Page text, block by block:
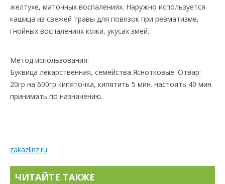
желтухе, маточных воспалениях. Наружно используется
кашица из свежей травы для повязок при ревматизме,
гнойных воспалениях кожи, укусах змей.
Метод использования:
Буквица лекарственная, семейства Яснотковые. Отвар:
20гр на 600гр кипяточка, кипятить 5 мин. настоять 40 мин.
принимать по назначению.
zakazlinz.ru
ЧИТАЙТЕ ТАКЖЕ